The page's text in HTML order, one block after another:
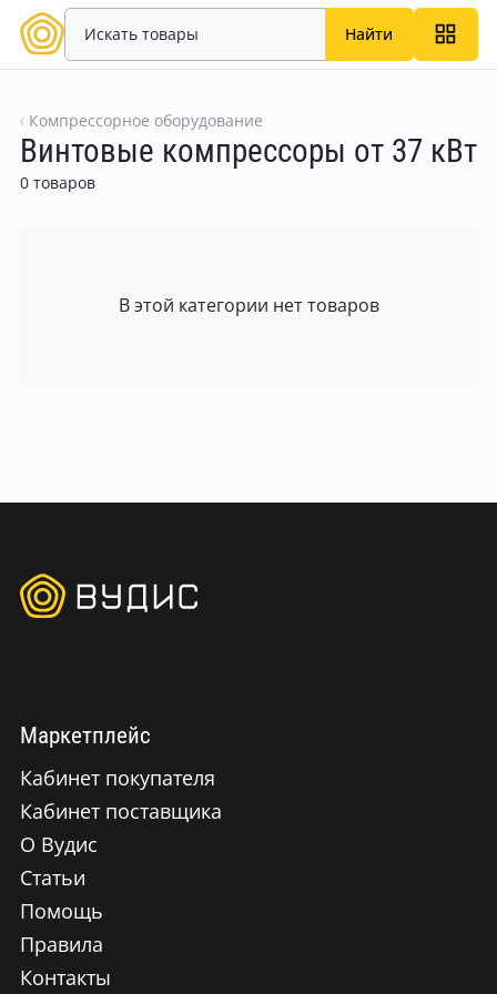
Найти
Компрессорное оборудование
Винтовые компрессоры от 37 кВт
0 товаров
В этой категории нет товаров
Маркетплейс
Кабинет покупателя
Кабинет поставщика
О Вудис
Статьи
Помощь
Правила
Контакты